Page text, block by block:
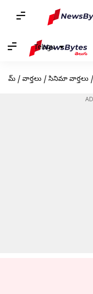
Telugu
హోమ్ / వార్తలు / సినిమా వార్తలు /